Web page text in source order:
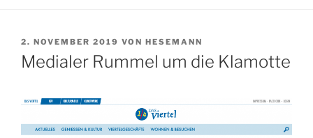
VERÖFFENTLICHT
AM
2. NOVEMBER 2019 VON HESEMANN
Medialer Rummel um die Klamotte